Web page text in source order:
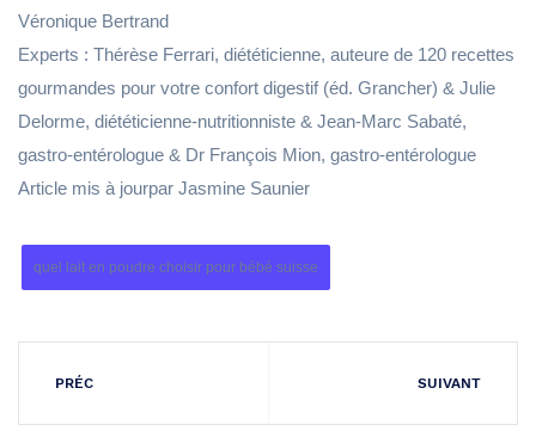
Véronique Bertrand
Experts : Thérèse Ferrari, diététicienne, auteure de 120 recettes
gourmandes pour votre confort digestif (éd. Grancher) & Julie
Delorme, diététicienne-nutritionniste & Jean-Marc Sabaté,
gastro-entérologue & Dr François Mion, gastro-entérologue
Article mis à jourpar Jasmine Saunier
quel lait en poudre choisir pour bébé suisse
PRÉC SUIVANT